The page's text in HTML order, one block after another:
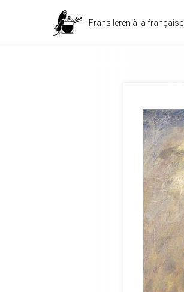
Frans leren à la française